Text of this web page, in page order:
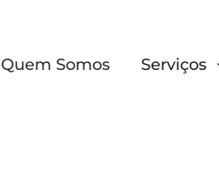
Quem Somos Serviços